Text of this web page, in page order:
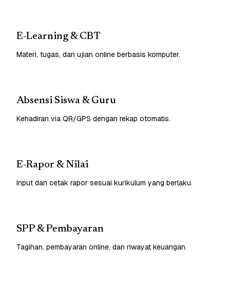
E-Learning & CBT
Materi, tugas, dan ujian online berbasis komputer.
Absensi Siswa & Guru
Kehadiran via QR/GPS dengan rekap otomatis.
E-Rapor & Nilai
Input dan cetak rapor sesuai kurikulum yang berlaku.
SPP & Pembayaran
Tagihan, pembayaran online, dan riwayat keuangan.